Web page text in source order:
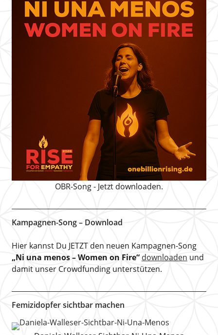
OBR-Song - Jetzt downloaden.
Kampagnen-Song – Download
Hier kannst Du JETZT den neuen Kampagnen-Song
„Ni una menos – Women on Fire“ downloaden und
damit unser Crowdfunding unterstützen.
Femizidopfer sichtbar machen